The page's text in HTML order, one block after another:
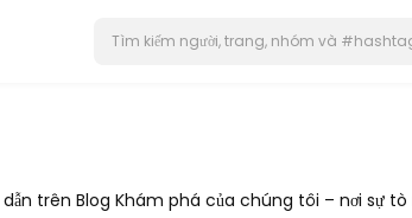
trên Blog Khám phá của chúng tôi – nơi sự